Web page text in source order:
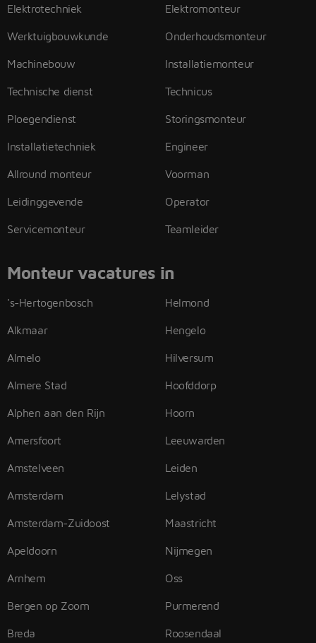
Elektrotechniek
Werktuigbouwkunde
Machinebouw
Technische dienst
Ploegendienst
Installatietechniek
Allround monteur
Leidinggevende
Servicemonteur
Elektromonteur
Onderhoudsmonteur
Installatiemonteur
Technicus
Storingsmonteur
Engineer
Voorman
Operator
Teamleider
Monteur vacatures in
's-Hertogenbosch
Alkmaar
Almelo
Almere Stad
Alphen aan den Rijn
Amersfoort
Amstelveen
Amsterdam
Amsterdam-Zuidoost
Apeldoorn
Arnhem
Bergen op Zoom
Breda
Helmond
Hengelo
Hilversum
Hoofddorp
Hoorn
Leeuwarden
Leiden
Lelystad
Maastricht
Nijmegen
Oss
Purmerend
Roosendaal